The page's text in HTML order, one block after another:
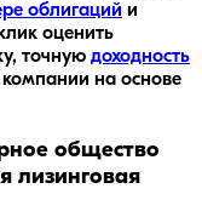
облигаций и
оценить
точную доходность
на основе
общество
лизинговая